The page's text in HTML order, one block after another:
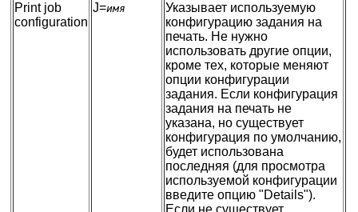
Print job
configuration
J=имя
Указывает используемую
конфигурацию задания на
печать. Не нужно
использовать другие опции,
кроме тех, которые меняют
опции конфигурации
задания. Если конфигурация
задания на печать не
указана, но существует
конфигурация по умолчанию,
будет использована
последняя (для просмотра
используемой конфигурации
введите опцию "Details").